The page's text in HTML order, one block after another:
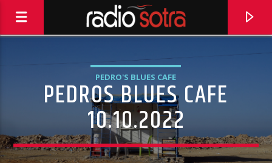
PEDRO'S BLUES CAFE
PEDROS BLUES CAFE
10.10.2022